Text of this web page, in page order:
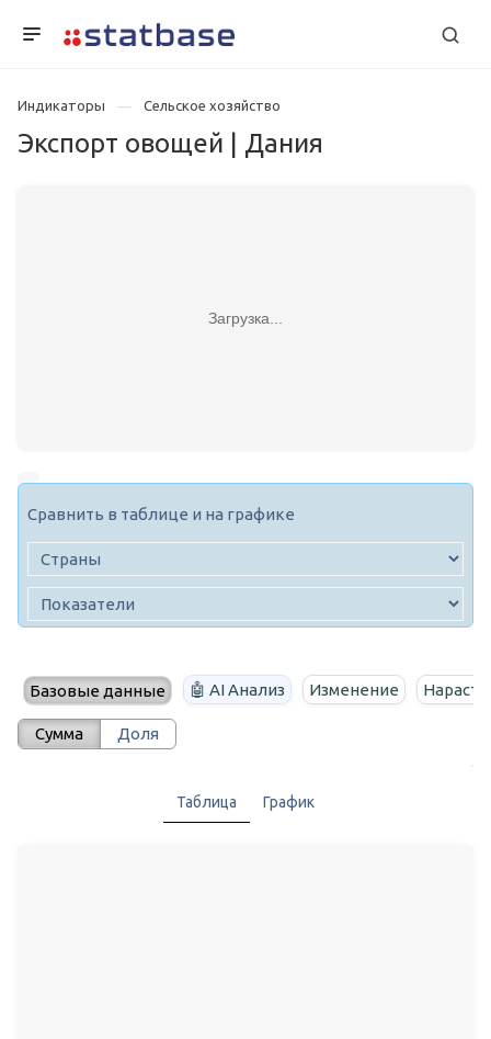
Индикаторы Сельское хозяйство
Экспорт овощей | Дания
Загрузка...
Сравнить в таблице и на графике
Базовые данные 🤖 AI Анализ Изменение
Сумма Доля
Таблица График